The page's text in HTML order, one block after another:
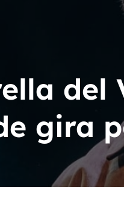
Angel Huellas: Para Su
La Etnnia: Para Su
El Reggaeton Beach 2026
Arrancó el Starlitedel
gira